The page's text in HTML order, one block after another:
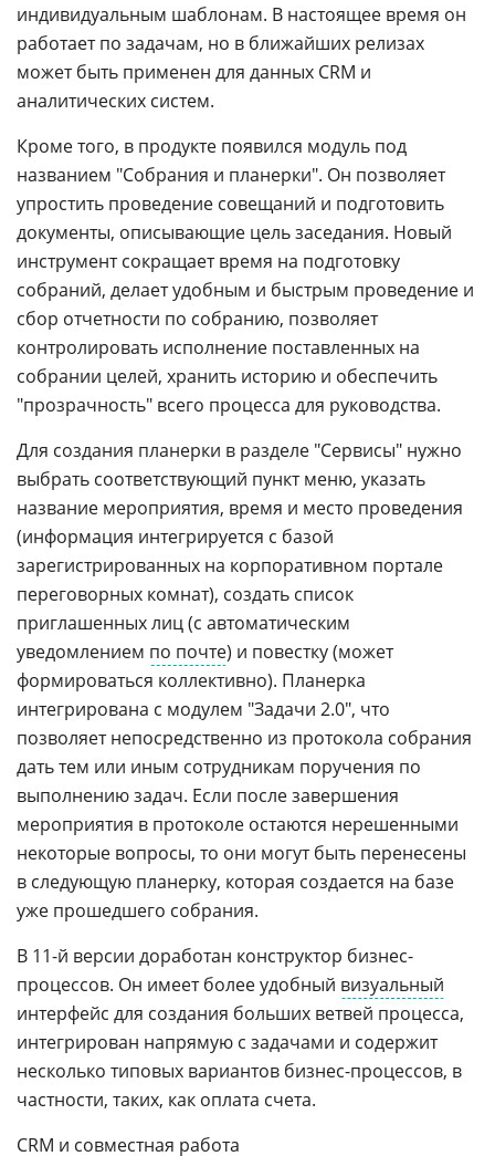
индивидуальным шаблонам. В настоящее время он
работает по задачам, но в ближайших релизах
может быть применен для данных CRM и
аналитических систем.
Кроме того, в продукте появился модуль под
названием "Собрания и планерки". Он позволяет
упростить проведение совещаний и подготовить
документы, описывающие цель заседания. Новый
инструмент сокращает время на подготовку
собраний, делает удобным и быстрым проведение и
сбор отчетности по собранию, позволяет
контролировать исполнение поставленных на
собрании целей, хранить историю и обеспечить
"прозрачность" всего процесса для руководства.
Для создания планерки в разделе "Сервисы" нужно
выбрать соответствующий пункт меню, указать
название мероприятия, время и место проведения
(информация интегрируется с базой
зарегистрированных на корпоративном портале
переговорных комнат), создать список
приглашенных лиц (с автоматическим
уведомлением по почте) и повестку (может
формироваться коллективно). Планерка
интегрирована с модулем "Задачи 2.0", что
позволяет непосредственно из протокола собрания
дать тем или иным сотрудникам поручения по
выполнению задач. Если после завершения
мероприятия в протоколе остаются нерешенными
некоторые вопросы, то они могут быть перенесены
в следующую планерку, которая создается на базе
уже прошедшего собрания.
В 11-й версии доработан конструктор бизнес-
процессов. Он имеет более удобный визуальный
интерфейс для создания больших ветвей процесса,
интегрирован напрямую с задачами и содержит
несколько типовых вариантов бизнес-процессов, в
частности, таких, как оплата счета.
CRM и совместная работа